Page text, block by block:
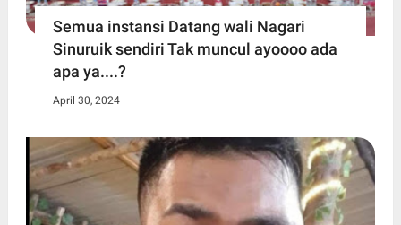
Semua instansi Datang wali Nagari
Sinuruik sendiri Tak muncul ayoooo ada
apa ya....?
April 30, 2024